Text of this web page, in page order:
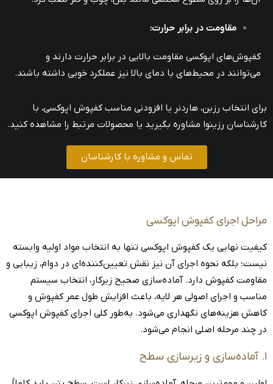
مقاومت در برابر حرارت:
کفپوش‌های اپوکسی مقاومت بالایی در برابر حرارت دارند و
می‌توانند در محیط‌های با دمای بالا نیز عملکرد خوبی داشته باشند.
برای انتخاب رزین، هاردنر یا افزودنی مناسب کفپوش اپوکسی، با
کارشناسان رزینوا مشاوره بگیرید یا محصولات مرتبط را مشاهده کنید.
تماس و مشاوره با کارشناسان
مراحل اجرای کفپوش اپوکسی
کیفیت نهایی یک کفپوش اپوکسی تنها به انتخاب مواد اولیه وابسته
نیست؛ بلکه نحوه اجرای آن نیز نقش تعیین‌کننده‌ای در دوام، زیبایی و
مقاومت کفپوش دارد. آماده‌سازی صحیح زیرکار، انتخاب سیستم
مناسب و اجرای اصولی هر لایه، باعث افزایش طول عمر کفپوش و
کاهش هزینه‌های نگهداری می‌شود. به‌طور کلی اجرای کفپوش اپوکسی
در چند مرحله اصلی انجام می‌شود.
۱. آماده‌سازی و زیرسازی سطح